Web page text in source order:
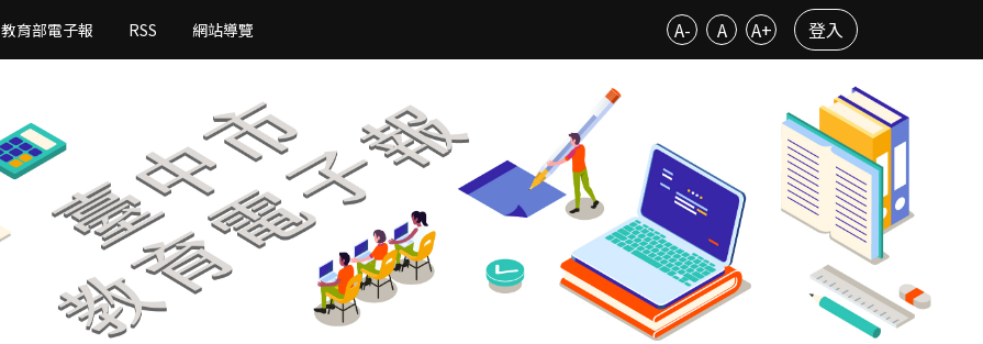
教育部電子報 RSS 網站導覽 A- A A+ 登入